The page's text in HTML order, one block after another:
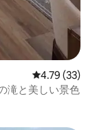
レビュー33
4.79 (33)
滝と美しい景色